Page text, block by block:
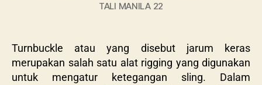
TALI MANILA 22
Turnbuckle atau yang disebut jarum keras
merupakan salah satu alat rigging yang digunakan
untuk mengatur ketegangan sling. Dalam